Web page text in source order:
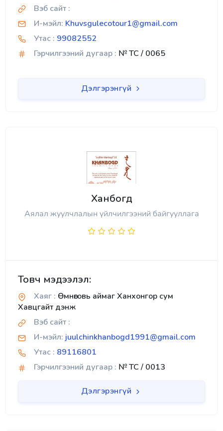
Вэб сайт :
И-мэйл: Khuvsgulecotour1@gmail.com
Утас : 99082552
Гэрчилгээний дугаар : № TC / 0065
Дэлгэрэнгүй
Ханбогд
Аялал жуулчлалын үйлчилгээний байгууллага
Товч мэдээлэл:
Хаяг : Өмнөговь аймаг Ханхонгор сум
Хавцгайт дэнж
Вэб сайт :
И-мэйл: juulchinkhanbogd1991@gmail.com
Утас : 89116801
Гэрчилгээний дугаар : № TC / 0013
Дэлгэрэнгүй